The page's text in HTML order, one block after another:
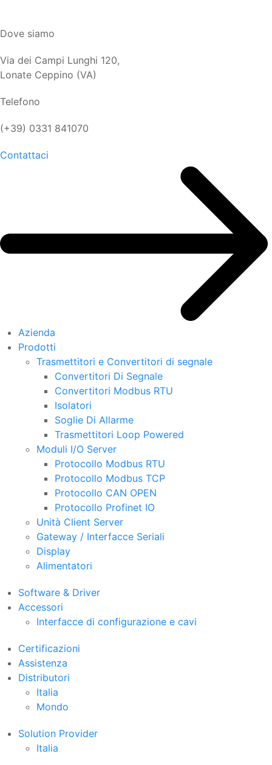
Dove siamo
Via dei Campi Lunghi 120,
Lonate Ceppino (VA)
Telefono
(+39) 0331 841070
Contattaci
Azienda
Prodotti
Trasmettitori e Convertitori di segnale
Convertitori Di Segnale
Convertitori Modbus RTU
Isolatori
Soglie Di Allarme
Trasmettitori Loop Powered
Moduli I/O Server
Protocollo Modbus RTU
Protocollo Modbus TCP
Protocollo CAN OPEN
Protocollo Profinet IO
Unità Client Server
Gateway / Interfacce Seriali
Display
Alimentatori
Software & Driver
Accessori
Interfacce di configurazione e cavi
Certificazioni
Assistenza
Distributori
Italia
Mondo
Solution Provider
Italia